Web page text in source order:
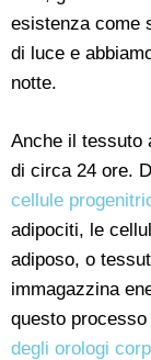
esistenza come
di luce e
notte.
Anche il tessuto
di circa 24 ore.
cellule
adipociti, le
adiposo, o
immagazzina
questo
degli orologi